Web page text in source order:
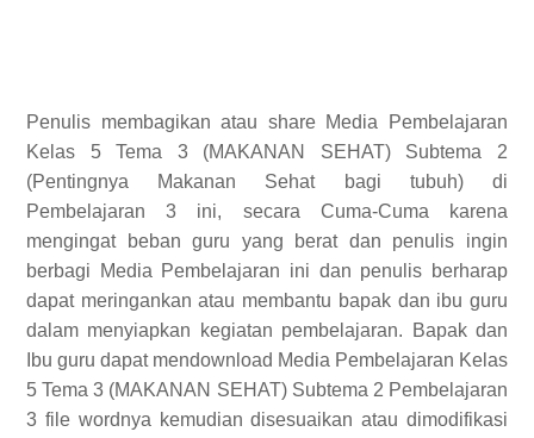
Penulis membagikan atau share Media Pembelajaran
Kelas 5 Tema 3 (MAKANAN SEHAT) Subtema 2
(Pentingnya Makanan Sehat bagi tubuh) di
Pembelajaran 3 ini, secara Cuma-Cuma karena
mengingat beban guru yang berat dan penulis ingin
berbagi Media Pembelajaran ini dan penulis berharap
dapat meringankan atau membantu bapak dan ibu guru
dalam menyiapkan kegiatan pembelajaran. Bapak dan
Ibu guru dapat mendownload Media Pembelajaran Kelas
5 Tema 3 (MAKANAN SEHAT) Subtema 2 Pembelajaran
3 file wordnya kemudian disesuaikan atau dimodifikasi